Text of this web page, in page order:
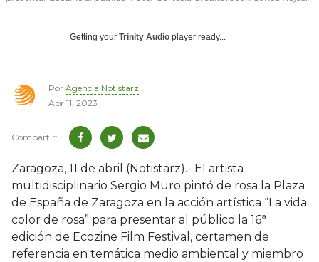
Getting your Trinity Audio player ready...
Por Agencia Notistarz
Abr 11, 2023
Zaragoza, 11 de abril (Notistarz).- El artista
multidisciplinario Sergio Muro pintó de rosa la Plaza
de España de Zaragoza en la acción artística “La vida
color de rosa” para presentar al público la 16ª
edición de Ecozine Film Festival, certamen de
referencia en temática medio ambiental y miembro